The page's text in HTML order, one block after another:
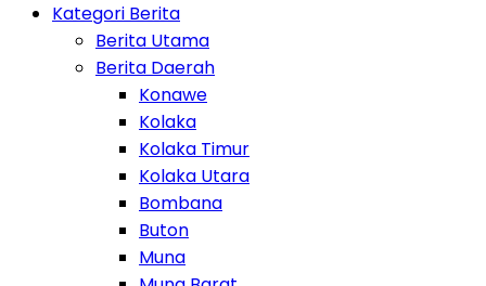
Kategori Berita
Berita Utama
Berita Daerah
Konawe
Kolaka
Kolaka Timur
Kolaka Utara
Bombana
Buton
Muna